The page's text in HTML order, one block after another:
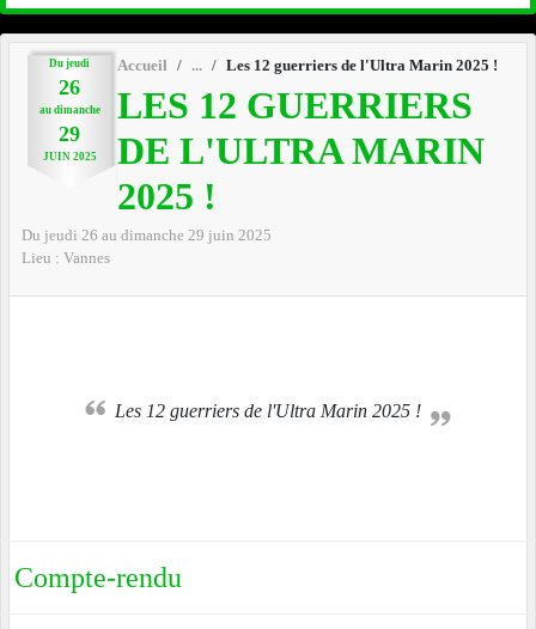
Du jeudi
26
au dimanche
29
JUIN 2025
Accueil Les 12 guerriers de l'Ultra Marin 2025 !
LES 12 GUERRIERS
DE L'ULTRA MARIN
2025 !
Du jeudi 26 au dimanche 29 juin 2025
Lieu : Vannes
Les 12 guerriers de l'Ultra Marin 2025 !
Compte-rendu